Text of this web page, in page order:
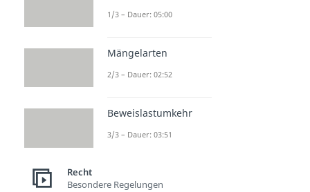
1/3 – Dauer: 05:00
Mängelarten
2/3 – Dauer: 02:52
Beweislastumkehr
3/3 – Dauer: 03:51
Recht
Besondere Regelungen